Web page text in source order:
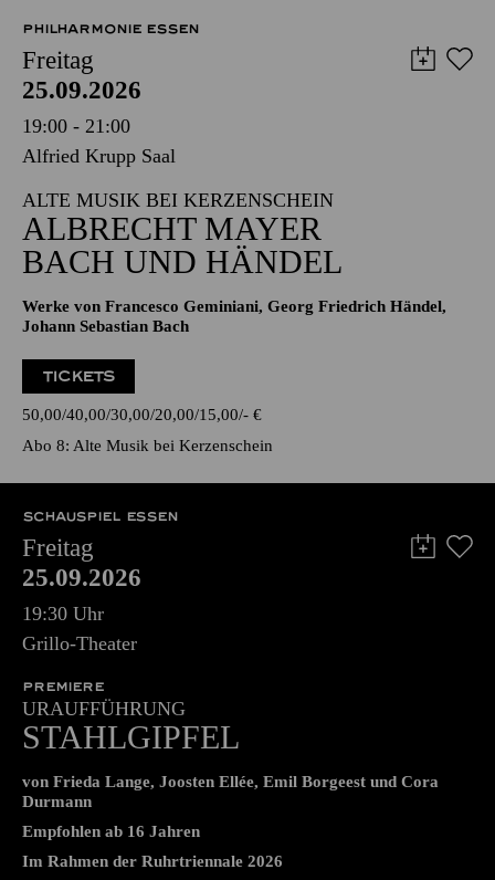
PHILHARMONIE ESSEN
Freitag
25.09.2026
19:00 - 21:00
Alfried Krupp Saal
ALTE MUSIK BEI KERZENSCHEIN
ALBRECHT MAYER
BACH UND HÄNDEL
Werke von Francesco Geminiani, Georg Friedrich Händel,
Johann Sebastian Bach
TICKETS
50,00 40,00 30,00 20,00 15,00 - €
Abo 8: Alte Musik bei Kerzenschein
SCHAUSPIEL ESSEN
Freitag
25.09.2026
19:30 Uhr
Grillo-Theater
PREMIERE
URAUFFÜHRUNG
STAHLGIPFEL
von Frieda Lange, Joosten Ellée, Emil Borgeest und Cora
Durmann
Empfohlen ab 16 Jahren
Im Rahmen der Ruhrtriennale 2026